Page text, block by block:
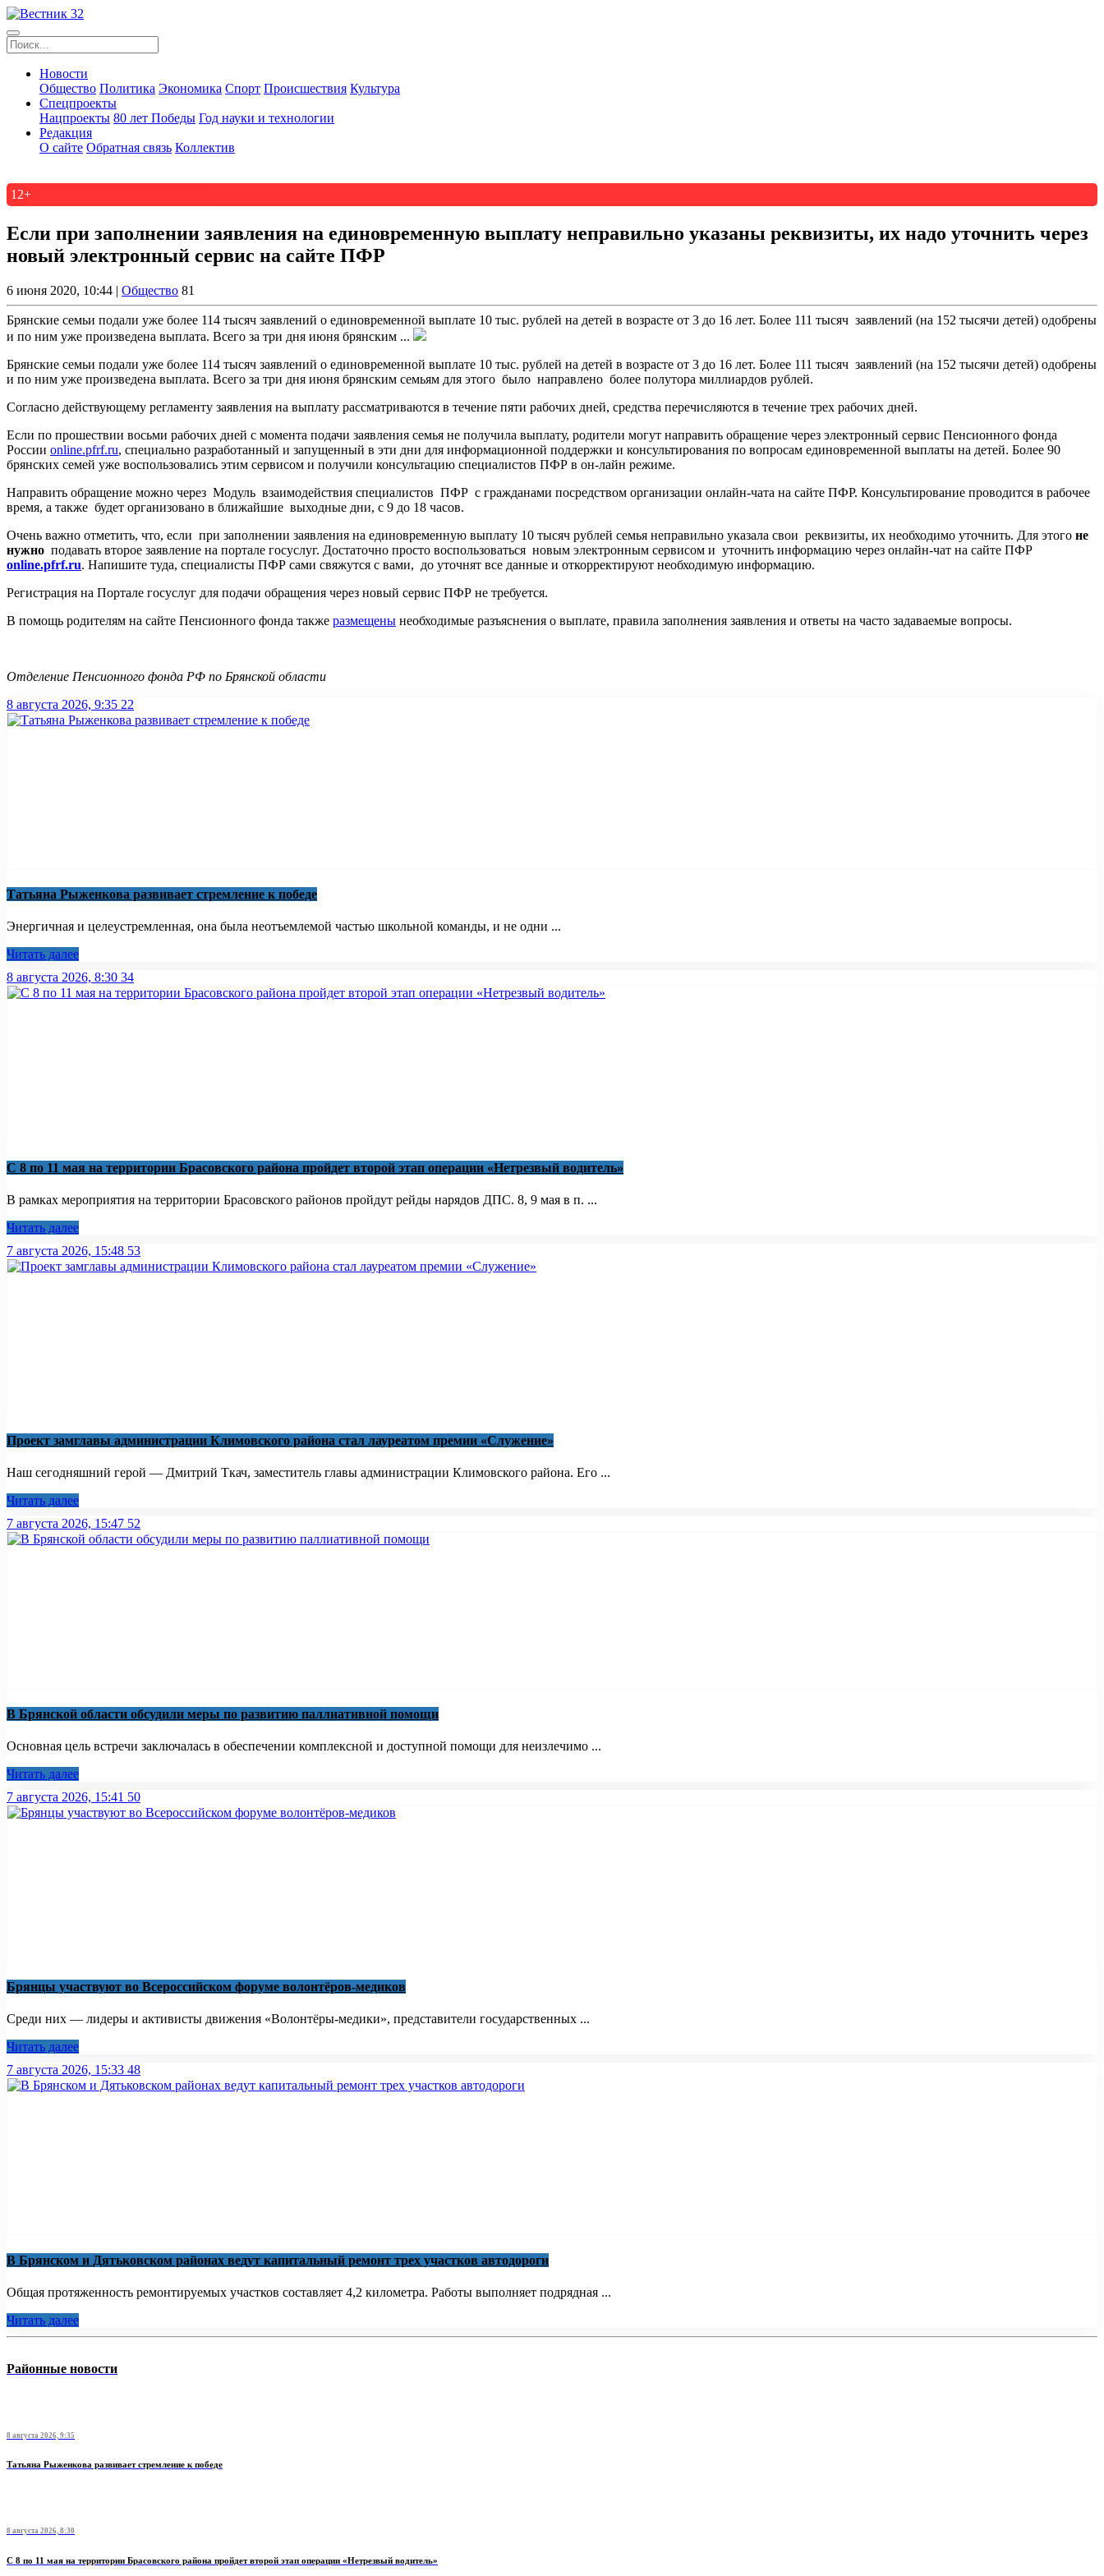
Новости
Общество Политика Экономика Спорт Происшествия Культура
Спецпроекты
Нацпроекты 80 лет Победы Год науки и технологии
Редакция
О сайте Обратная связь Коллектив
12+
Если при заполнении заявления на единовременную выплату неправильно указаны реквизиты, их надо уточнить через
новый электронный сервис на сайте ПФР
6 июня 2020, 10:44 | Общество 81
Брянские семьи подали уже более 114 тысяч заявлений о единовременной выплате 10 тыс. рублей на детей в возрасте от 3 до 16 лет. Более 111 тысяч заявлений (на 152 тысячи детей) одобрены
и по ним уже произведена выплата. Всего за три дня июня брянским ...
Брянские семьи подали уже более 114 тысяч заявлений о единовременной выплате 10 тыс. рублей на детей в возрасте от 3 до 16 лет. Более 111 тысяч заявлений (на 152 тысячи детей) одобрены
и по ним уже произведена выплата. Всего за три дня июня брянским семьям для этого было направлено более полутора миллиардов рублей.
Согласно действующему регламенту заявления на выплату рассматриваются в течение пяти рабочих дней, средства перечисляются в течение трех рабочих дней.
Если по прошествии восьми рабочих дней с момента подачи заявления семья не получила выплату, родители могут направить обращение через электронный сервис Пенсионного фонда
России online.pfrf.ru, специально разработанный и запущенный в эти дни для информационной поддержки и консультирования по вопросам единовременной выплаты на детей. Более 90
брянских семей уже воспользовались этим сервисом и получили консультацию специалистов ПФР в он-лайн режиме.
Направить обращение можно через Модуль взаимодействия специалистов ПФР с гражданами посредством организации онлайн-чата на сайте ПФР. Консультирование проводится в рабочее
время, а также будет организовано в ближайшие выходные дни, с 9 до 18 часов.
Очень важно отметить, что, если при заполнении заявления на единовременную выплату 10 тысяч рублей семья неправильно указала свои реквизиты, их необходимо уточнить. Для этого не
нужно подавать второе заявление на портале госуслуг. Достаточно просто воспользоваться новым электронным сервисом и уточнить информацию через онлайн-чат на сайте ПФР
online.pfrf.ru. Напишите туда, специалисты ПФР сами свяжутся с вами, до уточнят все данные и откорректируют необходимую информацию.
Регистрация на Портале госуслуг для подачи обращения через новый сервис ПФР не требуется.
В помощь родителям на сайте Пенсионного фонда также размещены необходимые разъяснения о выплате, правила заполнения заявления и ответы на часто задаваемые вопросы.
Отделение Пенсионного фонда РФ по Брянской области
8 августа 2026, 9:35 22
Татьяна Рыженкова развивает стремление к победе
Энергичная и целеустремленная, она была неотъемлемой частью школьной команды, и не одни ...
Читать далее
8 августа 2026, 8:30 34
С 8 по 11 мая на территории Брасовского района пройдет второй этап операции «Нетрезвый водитель»
В рамках мероприятия на территории Брасовского районов пройдут рейды нарядов ДПС. 8, 9 мая в п. ...
Читать далее
7 августа 2026, 15:48 53
Проект замглавы администрации Климовского района стал лауреатом премии «Служение»
Наш сегодняшний герой — Дмитрий Ткач, заместитель главы администрации Климовского района. Его ...
Читать далее
7 августа 2026, 15:47 52
В Брянской области обсудили меры по развитию паллиативной помощи
Основная цель встречи заключалась в обеспечении комплексной и доступной помощи для неизлечимо ...
Читать далее
7 августа 2026, 15:41 50
Брянцы участвуют во Всероссийском форуме волонтёров-медиков
Среди них — лидеры и активисты движения «Волонтёры-медики», представители государственных ...
Читать далее
7 августа 2026, 15:33 48
В Брянском и Дятьковском районах ведут капитальный ремонт трех участков автодороги
Общая протяженность ремонтируемых участков составляет 4,2 километра. Работы выполняет подрядная ...
Читать далее
Районные новости
8 августа 2026, 9:35
Татьяна Рыженкова развивает стремление к победе
8 августа 2026, 8:30
С 8 по 11 мая на территории Брасовского района пройдет второй этап операции «Нетрезвый водитель»